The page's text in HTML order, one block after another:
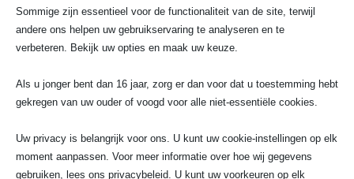
Wacht niet tot de volgende storing toeslaat of
aanpassingen aan je installatie nodig zijn. Wij van SA
Elektro Experts geloven in snel, duurzaam en veilig
Vul ons offerteformulier eenvoudig in en ontvang
binnen 24 uur kosteloos een voorstel op maat:Vraag
of WhatsApp naar 070-7503681 of stuur een mail naar
info@saelektroexperts.nl en ervaar direct waarom
Sommige zijn essentieel voor de functionaliteit van de site, terwijl
andere ons helpen uw gebruikservaring te analyseren en te
verbeteren. Bekijk uw opties en maak uw keuze.
Als u jonger bent dan 16 jaar, zorg er dan voor dat u toestemming hebt
gekregen van uw ouder of voogd voor alle niet-essentiële cookies.
Uw privacy is belangrijk voor ons. U kunt uw cookie-instellingen op elk
moment aanpassen. Voor meer informatie over hoe wij gegevens
gebruiken, lees ons privacybeleid. U kunt uw voorkeuren op elk